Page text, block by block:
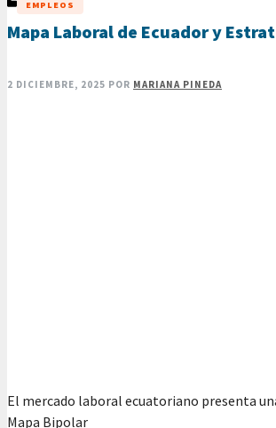
CATEGORÍAS
EMPLEOS
Mapa Laboral de Ecuador y
2 DICIEMBRE, 2025 POR MARIANA PINEDA
El mercado laboral ecuatoriano presenta
Mapa Bipolar